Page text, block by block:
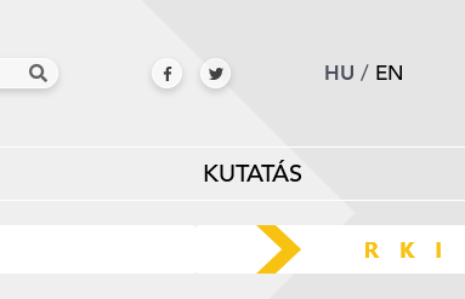
HU / EN
KUTATÁS